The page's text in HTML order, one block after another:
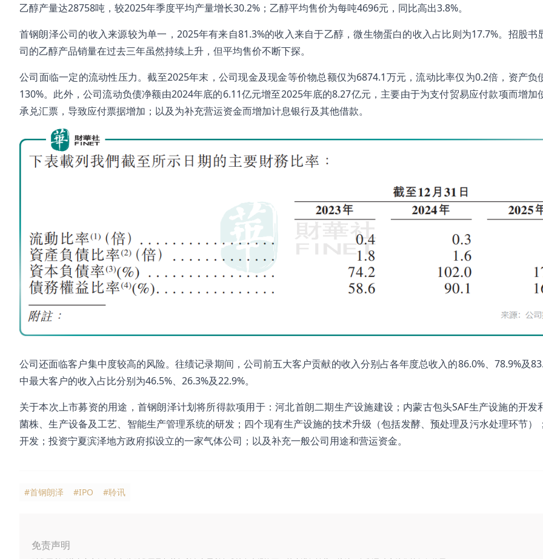
乙醇产量达28758吨，较2025年季度平均产量增长30.2%；乙醇平均售价为每吨4696元，同比高出3.8%。
首钢朗泽公司的收入来源较为单一，2025年有来自81.3%的收入来自于乙醇，微生物蛋白的收入占比则为17.7%。招股书
司的乙醇产品销量在过去三年虽然持续上升，但平均售价不断下探。
公司面临一定的流动性压力。截至2025年末，公司现金及现金等价物总额仅为6874.1万元，流动比率仅为0.2倍，资产负
130%。此外，公司流动负债净额由2024年底的6.11亿元增至2025年底的8.27亿元，主要由于为支付贸易应付款项而增加
承兑汇票，导致应付票据增加；以及为补充营运资金而增加计息银行及其他借款。
公司还面临客户集中度较高的风险。往绩记录期间，公司前五大客户贡献的收入分别占各年度总收入的86.0%、78.9%及
中最大客户的收入占比分别为46.5%、26.3%及22.9%。
关于本次上市募资的用途，首钢朗泽计划将所得款项用于：河北首朗二期生产设施建设；内蒙古包头SAF生产设施的开发
菌株、生产设备及工艺、智能生产管理系统的研发；四个现有生产设施的技术升级（包括发酵、预处理及污水处理环节）
开发；投资宁夏滨泽地方政府拟设立的一家气体公司；以及补充一般公司用途和营运资金。
#首钢朗泽 #IPO #聆讯
免责声明